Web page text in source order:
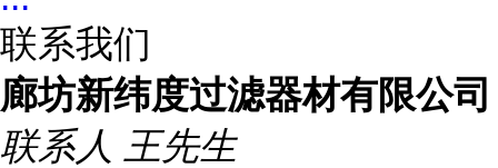
联系我们
廊坊新纬度过滤器材有限公司
联系人 王先生